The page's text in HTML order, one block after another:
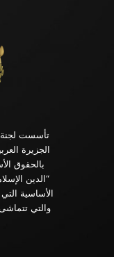
تأسست لجنة
بالحقوق
“الدين
الأساسية
والتي